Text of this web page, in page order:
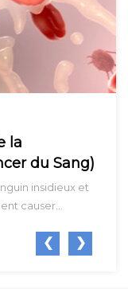
la
du Sang)
insidieux et
causer…
❮ ❯